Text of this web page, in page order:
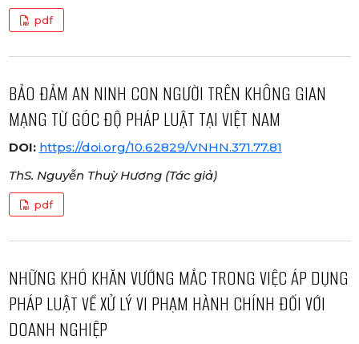
pdf
BẢO ĐẢM AN NINH CON NGƯỜI TRÊN KHÔNG GIAN
MẠNG TỪ GÓC ĐỘ PHÁP LUẬT TẠI VIỆT NAM
DOI: https://doi.org/10.62829/VNHN.371.77.81
ThS. Nguyễn Thuỳ Hương (Tác giả)
pdf
NHỮNG KHÓ KHĂN VƯỚNG MẮC TRONG VIỆC ÁP DỤNG
PHÁP LUẬT VỀ XỬ LÝ VI PHẠM HÀNH CHÍNH ĐỐI VỚI
DOANH NGHIỆP